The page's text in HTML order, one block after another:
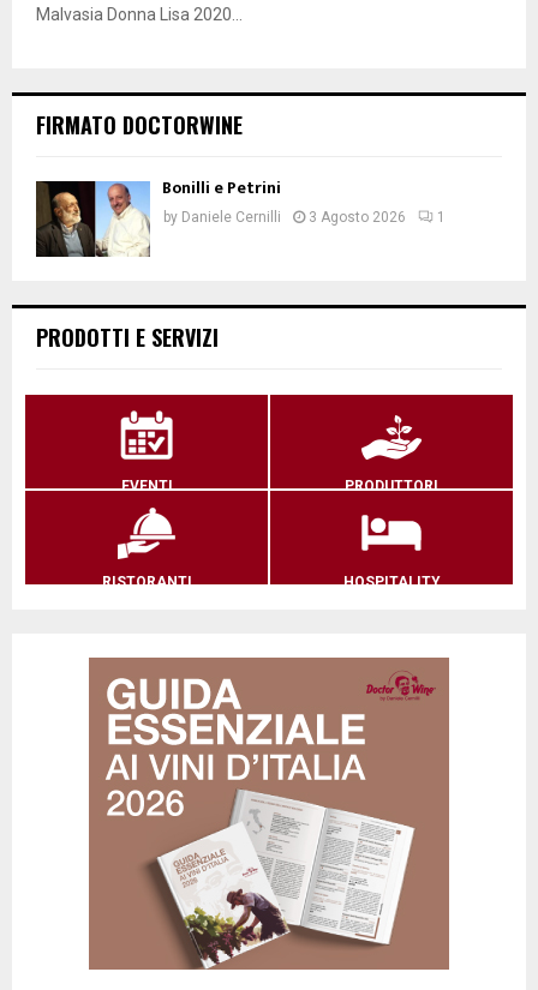
Malvasia Donna Lisa 2020...
FIRMATO DOCTORWINE
Bonilli e Petrini
by Daniele Cernilli 3 Agosto 2026 1
PRODOTTI E SERVIZI
EVENTI PRODUTTORI
RISTORANTI HOSPITALITY